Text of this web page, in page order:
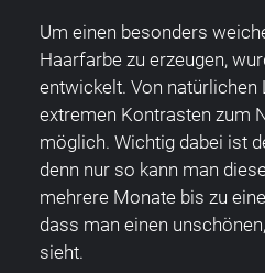
Um einen besonders
Haarfarbe zu erzeugen,
entwickelt. Von natürlichen
extremen Kontrasten zum
möglich. Wichtig dabei ist
denn nur so kann man
mehrere Monate bis zu
dass man einen
sieht.